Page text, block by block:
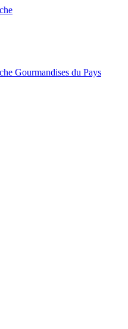
Gourmandises du Pays